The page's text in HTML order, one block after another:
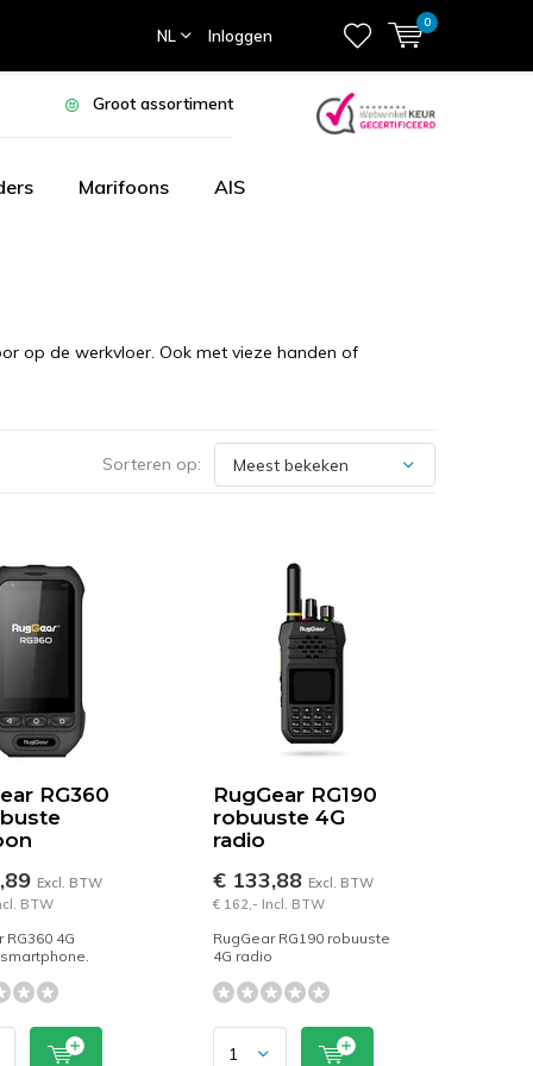
NL Inloggen
0
Groot assortiment
Marifoons AIS
op de werkvloer. Ook met vieze handen of
Sorteren op:
RG360
Excl. BTW
BTW
RG360 4G
RugGear RG190
robuuste 4G
radio
€ 133,88 Excl. BTW
€ 162,- Incl. BTW
RugGear RG190 robuuste
4G radio